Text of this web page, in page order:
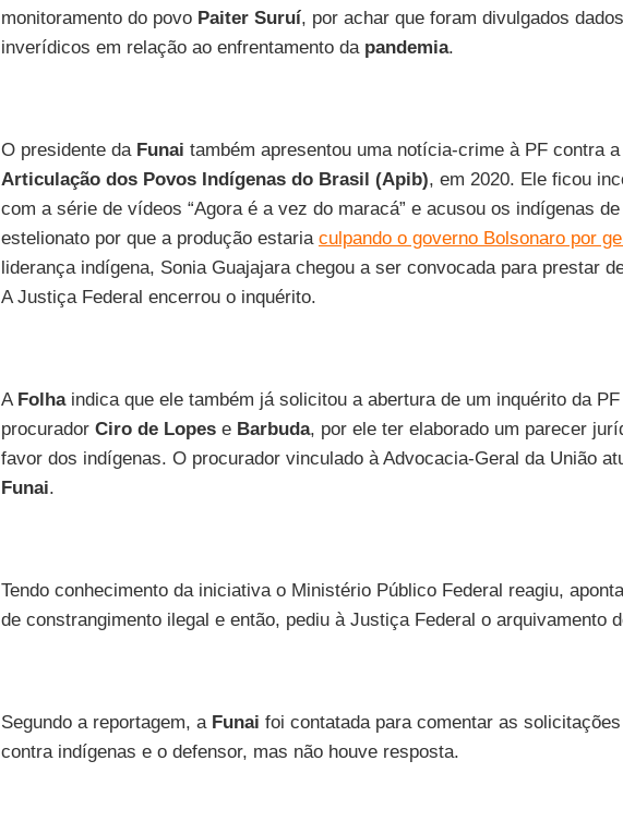
monitoramento do povo Paiter Suruí, por achar que foram divulgados dados
inverídicos em relação ao enfrentamento da pandemia.
O presidente da Funai também apresentou uma notícia-crime à PF contra a
Articulação dos Povos Indígenas do Brasil (Apib), em 2020. Ele ficou
com a série de vídeos “Agora é a vez do maracá” e acusou os indígenas
estelionato por que a produção estaria culpando o governo Bolsonaro por
liderança indígena, Sonia Guajajara chegou a ser convocada para prestar
A Justiça Federal encerrou o inquérito.
A Folhaindica que ele também já solicitou a abertura de um inquérito da
procurador Ciro de Lopese Barbuda, por ele ter elaborado um parecer
favor dos indígenas. O procurador vinculado à Advocacia-Geral da União
Funai.
Tendo conhecimento da iniciativa o Ministério Público Federal reagiu,
de constrangimento ilegal e então, pediu à Justiça Federal o arquivamento
Segundo a reportagem, a Funai foi contatada para comentar as
contra indígenas e o defensor, mas não houve resposta.